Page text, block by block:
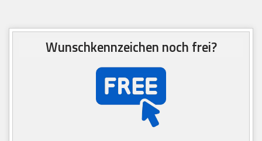
Wunschkennzeichen noch frei?